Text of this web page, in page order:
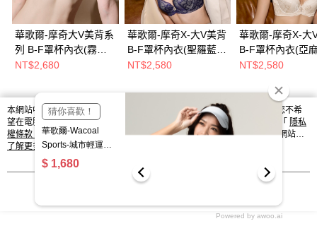
華歌爾-摩奇大V美背系
列 B-F罩杯內衣(霧欖
綠) ZB4372K3
NT$2,680
華歌爾-摩奇X-大V美背
B-F罩杯內衣(聖羅藍)
ZB4389NC
NT$2,580
華歌爾-摩奇X-大
B-F罩杯內衣(亞
ZB4389SZ
NT$2,580
熱門標籤
Powered by awoo.ai
本網站中使用 cookie，欲查詢有關本網站使用 cookie 方式之詳情，及若您不希
望在電腦上使用 cookie 時應如何變更電腦的 cookie 設定，請參閱本網站「 隱私
權條款
」之 Cookie 聲明。您繼續使用本網站即表示您同意本公司得按本網站使
用條款之 Cookie 聲明使用 cookie。
了解更多 >